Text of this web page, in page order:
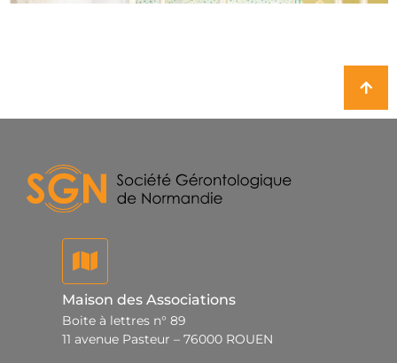
Maison des Associations
Boite à lettres n° 89
11 avenue Pasteur – 76000 ROUEN